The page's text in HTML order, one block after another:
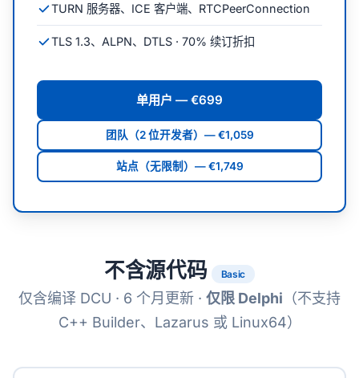
TURN 服务器、ICE 客户端、RTCPeerConnection
TLS 1.3、ALPN、DTLS · 70% 续订折扣
单用户 — €699
团队（2 位开发者）— €1,059
站点（无限制）— €1,749
不含源代码 Basic
仅含编译 DCU · 6 个月更新 · 仅限 Delphi （不支持
C++ Builder、Lazarus 或 Linux64）